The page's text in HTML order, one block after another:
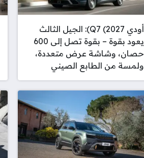
أودي Q7 (2027): الجيل الثالث
يعود بقوة – بقوة تصل إلى 600
حصان، وشاشة عرض متعددة،
ولمسة من الطابع الصيني